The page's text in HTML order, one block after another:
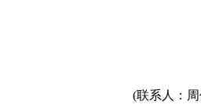
(联系人：